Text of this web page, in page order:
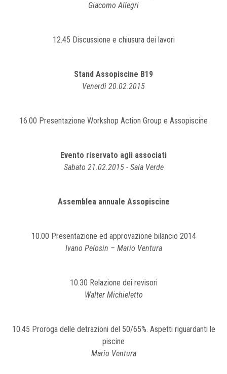
Giacomo Allegri
12.45 Discussione e chiusura dei lavori
Stand Assopiscine B19
Venerdì 20.02.2015
16.00 Presentazione Workshop Action Group e Assopiscine
Evento riservato agli associati
Sabato 21.02.2015 - Sala Verde
Assemblea annuale Assopiscine
10.00 Presentazione ed approvazione bilancio 2014
Ivano Pelosin – Mario Ventura
10.30 Relazione dei revisori
Walter Michieletto
10.45 Proroga delle detrazioni del 50/65%. Aspetti riguardanti le
piscine
Mario Ventura